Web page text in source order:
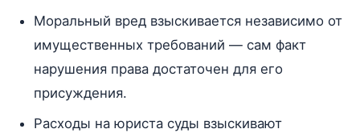
Моральный вред взыскивается независимо от
имущественных требований — сам факт
нарушения права достаточен для его
присуждения.
Расходы на юриста суды взыскивают